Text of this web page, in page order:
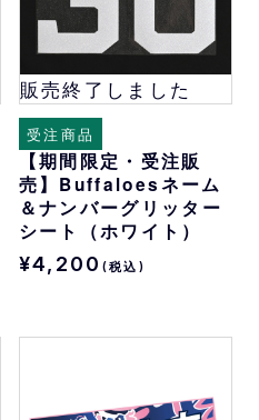
販売終了しました
受注商品
【期間限定・受注販
売】Buffaloesネーム
＆ナンバーグリッター
シート（ホワイト）
¥4,200 (税込)